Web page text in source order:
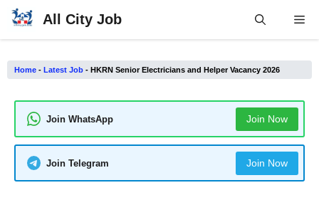
Skip
All City Job
Home - Latest Job - HKRN Senior Electricians and Helper Vacancy 2026
Join WhatsApp Join Now
Join Telegram Join Now